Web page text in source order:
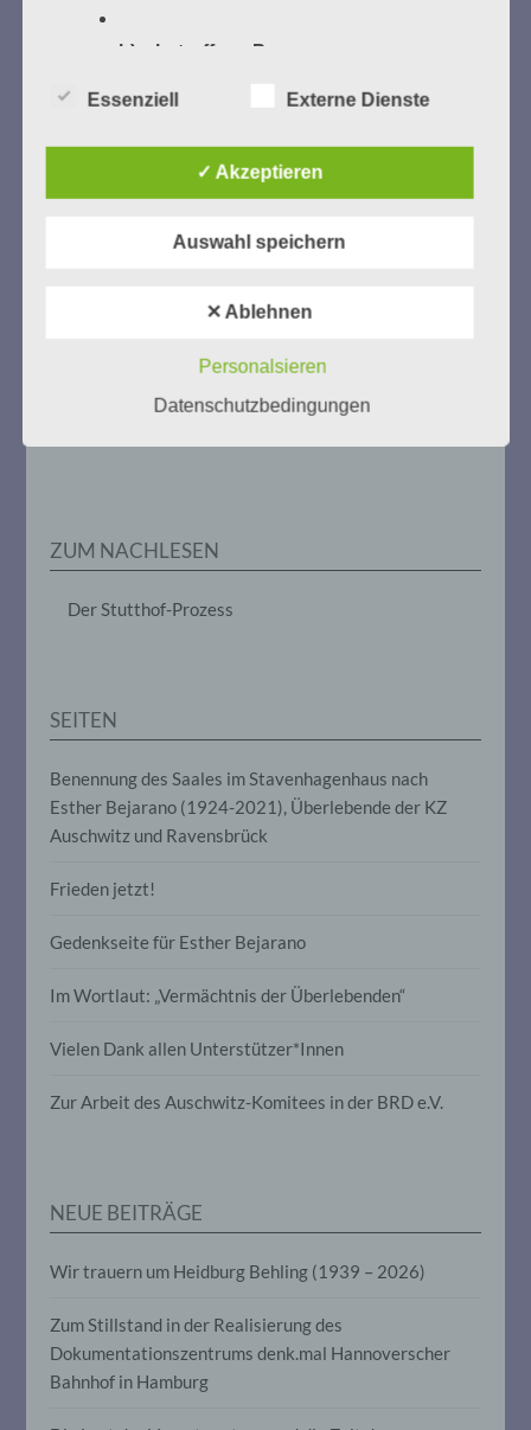
Zum 13. Monat des Gedenkens in Hamburg-
Gedenken als Erinnerung für eine Zukunft, die ein
Vom 20. April bis 14. Juni 2026
Weitere Informationen:gedenken-eimsbuettel.de
ZUM NACHLESEN
Der Stutthof-Prozess
SEITEN
Benennung des Saales im Stavenhagenhaus nach
Esther Bejarano (1924-2021), Überlebende der KZ
Auschwitz und Ravensbrück
Frieden jetzt!
Gedenkseite für Esther Bejarano
Im Wortlaut: „Vermächtnis der Überlebenden“
Vielen Dank allen Unterstützer*Innen
Zur Arbeit des Auschwitz-Komitees in der BRD e.V.
NEUE BEITRÄGE
Wir trauern um Heidburg Behling (1939 – 2026)
Zum Stillstand in der Realisierung des
Dokumentationszentrums denk.mal Hannoverscher
Bahnhof in Hamburg
b) betroffene Person
Betroffene Person ist jede identifizierte
deren personenbezogene Daten von dem
für die Verarbeitung Verantwortlichen
Verarbeitung ist jeder mit oder ohne Hilfe
Vorgang oder jede solche Vorgangsreihe
personenbezogenen Daten wie das
das Ordnen, die Speicherung, die
Bereitstellung, den Abgleich oder die
Verknüpfung, die Einschränkung, das
personenbezogener Daten mit dem Ziel,
ihre künftige Verarbeitung einzuschränken.
Verarbeitung personenbezogener Daten,
personenbezogenen Daten verwendet
werden, um bestimmte persönliche
Person beziehen, zu bewerten,
Arbeitsleistung, wirtschaftlicher Lage,
Gesundheit, persönlicher Vorlieben,
vorherzusagen.
f) Pseudonymisierung
Pseudonymisierung ist die Verarbeitung
personenbezogener Daten in einer Weise,
auf welche die personenbezogenen Daten
ohne Hinzuziehung zusätzlicher
Essenziell Externe Dienste
✓ Akzeptieren
Auswahl speichern
✕ Ablehnen
Personalsieren
Datenschutzbedingungen